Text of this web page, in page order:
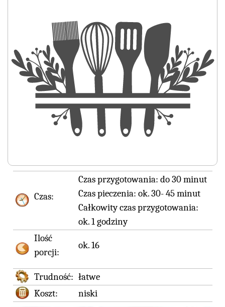
Czas:
Czas przygotowania: do 30 minut
Czas pieczenia: ok. 30- 45 minut
Całkowity czas przygotowania:
ok. 1 godziny
Ilość
porcji:
ok. 16
Trudność: łatwe
Koszt:
niski